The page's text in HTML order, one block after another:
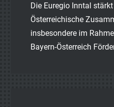
Die Euregio Inntal
Österreichische
insbesondere im
Bayern-Österreich